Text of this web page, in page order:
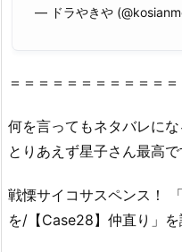
— ドラやきや
＝＝＝＝＝＝＝＝＝＝＝
何を言ってもネタバレに
とりあえず星子さん最高で
戦慄サイコサスペンス！
を/【Case28】仲直り」を